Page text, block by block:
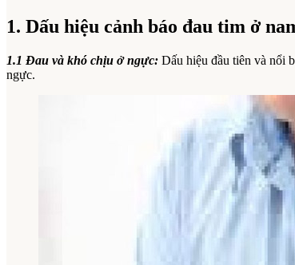
1. Dấu hiệu cảnh báo đau tim ở
1.1 Đau và khó chịu ở ngực: Dấu hiệu đầu tiên và nổi
ngực.